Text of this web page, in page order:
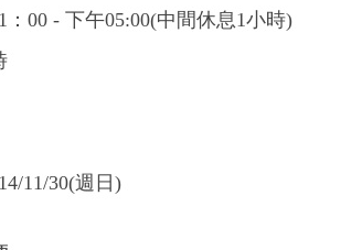
：00 - 下午05:00(中間休息1小時)
11/30(週日)